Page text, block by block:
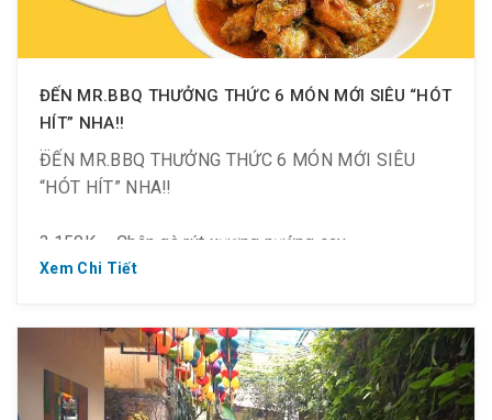
ĐẾN MR.BBQ THƯỞNG THỨC 6 MÓN MỚI SIÊU “HÓT
HÍT” NHA‼️
ĐẾN MR.BBQ THƯỞNG THỨC 6 MÓN MỚI SIÊU
“HÓT HÍT” NHA‼️
? 150K – Chân gà rút xương nướng cay
? 135K – Ếch chiên nước mắm kiểu Thái
? 135K – Cà ri ếch kiểu Thái
Xem Chi Tiết